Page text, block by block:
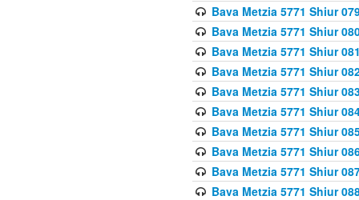
Bava Metzia 5771 Shiur
Bava Metzia 5771 Shiur
Bava Metzia 5771 Shiur
Bava Metzia 5771 Shiur
Bava Metzia 5771 Shiur
Bava Metzia 5771 Shiur
Bava Metzia 5771 Shiur
Bava Metzia 5771 Shiur
Bava Metzia 5771 Shiur
Bava Metzia 5771 Shiur